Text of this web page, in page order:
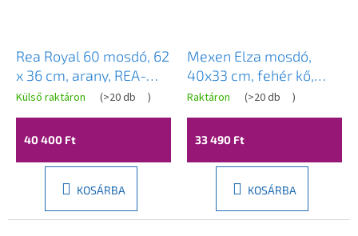
Rea Royal 60 mosdó, 62
x 36 cm, arany, REA-
U4545
Külső raktáron (>20 db )
40 400 Ft
KOSÁRBA
Mexen Elza mosdó,
40x33 cm, fehér kő,
21014092
Raktáron (>20 db )
33 490 Ft
KOSÁRBA